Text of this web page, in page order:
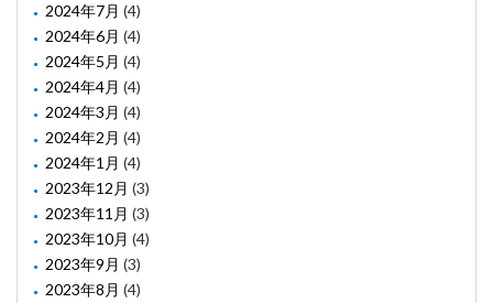
2024年7月 (4)
2024年6月 (4)
2024年5月 (4)
2024年4月 (4)
2024年3月 (4)
2024年2月 (4)
2024年1月 (4)
2023年12月 (3)
2023年11月 (3)
2023年10月 (4)
2023年9月 (3)
2023年8月 (4)